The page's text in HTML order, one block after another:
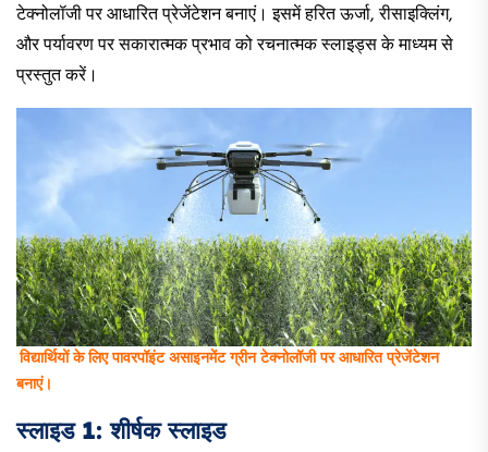
टेक्नोलॉजी पर आधारित प्रेजेंटेशन बनाएं। इसमें हरित ऊर्जा, रीसाइक्लिंग,
और पर्यावरण पर सकारात्मक प्रभाव को रचनात्मक स्लाइड्स के माध्यम से
प्रस्तुत करें।
विद्यार्थियों के लिए पावरपॉइंट असाइनमेंट ग्रीन टेक्नोलॉजी पर आधारित प्रेजेंटेशन
बनाएं।
स्लाइड 1: शीर्षक स्लाइड